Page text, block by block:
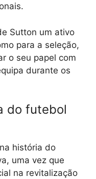
Sutton um ativo
para a seleção,
o seu papel com
durante os
do futebol
história do
uma vez que
na revitalização